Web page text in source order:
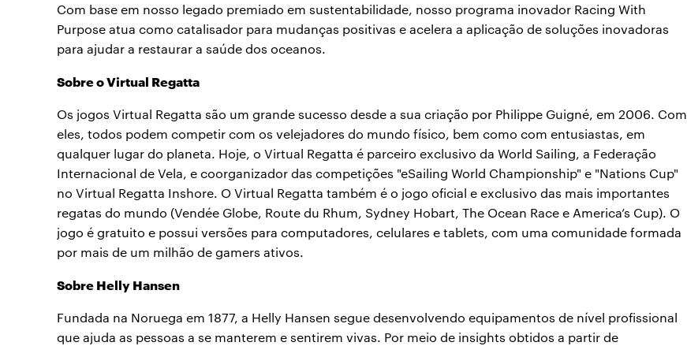
Com base em nosso legado premiado em sustentabilidade, nosso programa inovador Racing With
Purpose atua como catalisador para mudanças positivas e acelera a aplicação de soluções inovadoras
para ajudar a restaurar a saúde dos oceanos.
Sobre o Virtual Regatta
Os jogos Virtual Regatta são um grande sucesso desde a sua criação por Philippe Guigné, em 2006. Com
eles, todos podem competir com os velejadores do mundo físico, bem como com entusiastas, em
qualquer lugar do planeta. Hoje, o Virtual Regatta é parceiro exclusivo da World Sailing, a Federação
Internacional de Vela, e coorganizador das competições "eSailing World Championship" e "Nations Cup"
no Virtual Regatta Inshore. O Virtual Regatta também é o jogo oficial e exclusivo das mais importantes
regatas do mundo (Vendée Globe, Route du Rhum, Sydney Hobart, The Ocean Race e America’s Cup). O
jogo é gratuito e possui versões para computadores, celulares e tablets, com uma comunidade formada
por mais de um milhão de gamers ativos.
Sobre Helly Hansen
Fundada na Noruega em 1877, a Helly Hansen segue desenvolvendo equipamentos de nível profissional
que ajuda as pessoas a se manterem e sentirem vivas. Por meio de insights obtidos a partir de